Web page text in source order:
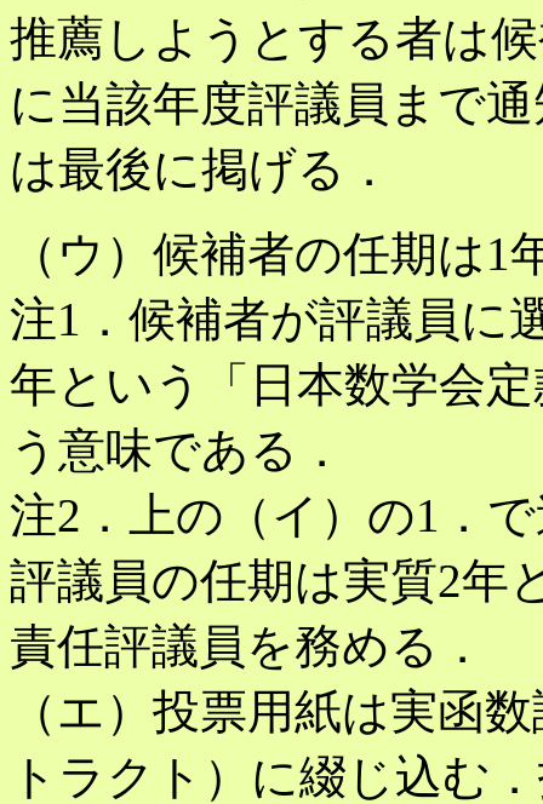
推薦しようとする者は
に当該年度評議員まで
は最後に掲げる．
（ウ）候補者の任期は1
注1．候補者が評議員に
年という「日本数学会
う意味である．
注2．上の（イ）の1．
評議員の任期は実質2年
責任評議員を務める．
（エ）投票用紙は実函
トラクト）に綴じ込む